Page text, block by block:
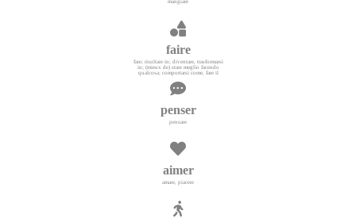
mangiare
faire
fare; risultare in; diventare, trasformarsi
in; (mieux de) stare meglio facendo
qualcosa; comportarsi come, fare il
penser
pensare
aimer
amare, piacere